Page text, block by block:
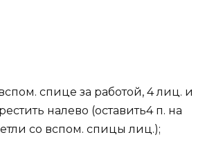
спице за работой, 4 лиц. и
налево (оставить4 п. на
со вспом. спицы лиц.);